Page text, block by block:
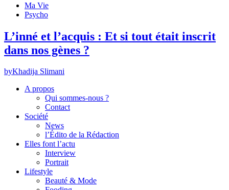
Ma Vie
Psycho
L’inné et l’acquis : Et si tout était inscrit
dans nos gènes ?
byKhadija Slimani
A propos
Qui sommes-nous ?
Contact
Société
News
l’Édito de la Rédaction
Elles font l’actu
Interview
Portrait
Lifestyle
Beauté & Mode